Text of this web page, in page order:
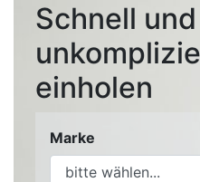
Schnell und
einholen
Marke